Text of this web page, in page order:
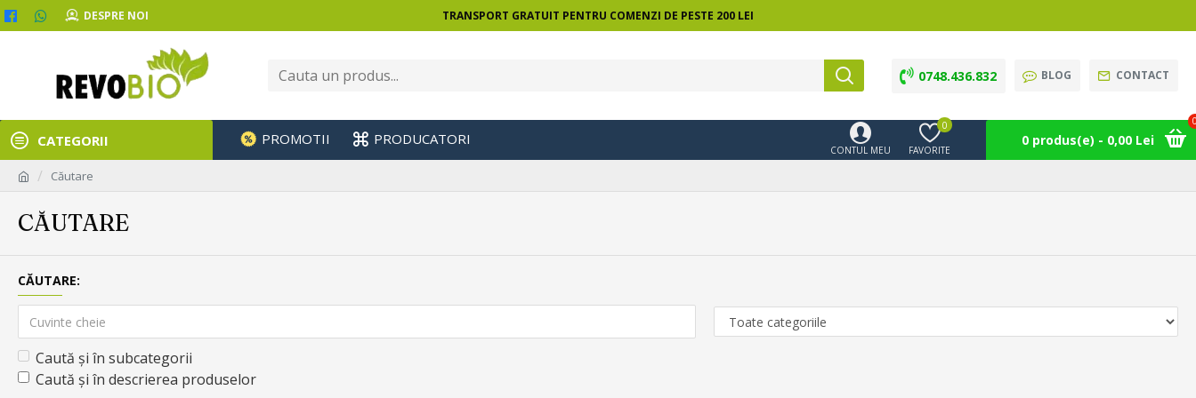
DESPRE NOI TRANSPORT GRATUIT PENTRU COMENZI DE PESTE 200 LEI
0748.436.832 BLOG CONTACT
CATEGORII PROMOTII PRODUCATORI
CONTUL MEU FAVORITE
0
0 produs(e) - 0,00 Lei
Căutare
CĂUTARE
CĂUTARE:
Caută și în subcategorii
Caută și în descrierea produselor